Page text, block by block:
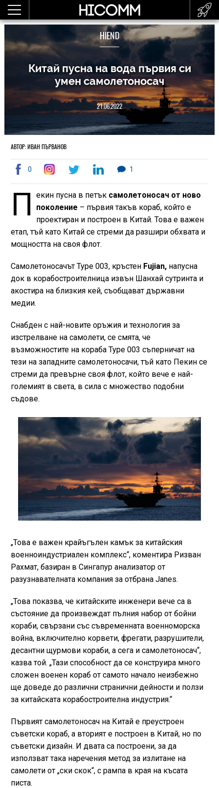
HIEND
Китай пусна на вода първия си
умен самолетоносач
21.06.2022
АВТОР: ИВАН ПЪРВАНОВ
0 1
П екин пусна в петък самолетоносач от ново
поколение – първия такъв кораб, който е
проектиран и построен в Китай. Това е важен
етап, тъй като Китай се стреми да разшири обхвата и
мощността на своя флот.
Самолетоносачът Type 003, кръстен Fujian,напусна
док в корабостроителница извън Шанхай сутринта и
акостира на близкия кей, съобщават държавни
медии.
Снабден с най-новите оръжия и технология за
изстрелване на самолети, се смята, че
възможностите на кораба Type 003 съперничат на
тези на западните самолетоносачи, тъй като Пекин се
стреми да превърне своя флот, който вече е най-
големият в света, в сила с множество подобни
съдове.
„Това е важен крайъгълен камък за китайския
военноиндустриален комплекс“, коментира Ризван
Рахмат, базиран в Сингапур анализатор от
разузнавателната компания за отбрана Janes.
„Това показва, че китайските инженери вече са в
състояние да произвеждат пълния набор от бойни
кораби, свързани със съвременната военноморска
война, включително корвети, фрегати, разрушители,
десантни щурмови кораби, а сега и самолетоносач“,
казва той. „Тази способност да се конструира много
сложен военен кораб от самото начало неизбежно
ще доведе до различни странични дейности и ползи
за китайската корабостроителна индустрия.“
Първият самолетоносач на Китай е преустроен
съветски кораб, а вторият е построен в Китай, но по
съветски дизайн. И двата са построени, за да
използват така наречения метод за излитане на
самолети от „ски скок“, с рампа в края на късата
писта.